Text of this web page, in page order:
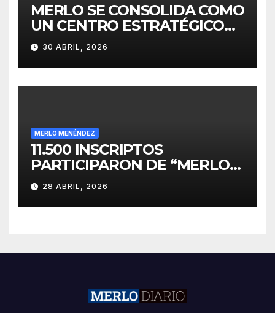
MERLO SE CONSOLIDA COMO
UN CENTRO ESTRATÉGICO
PARA EL DESARROLLO DE
INVERSIONES
30 ABRIL, 2026
MERLO MENÉNDEZ
11.500 INSCRIPTOS
PARTICIPARON DE “MERLO
CORRE POR MALVINAS”
28 ABRIL, 2026